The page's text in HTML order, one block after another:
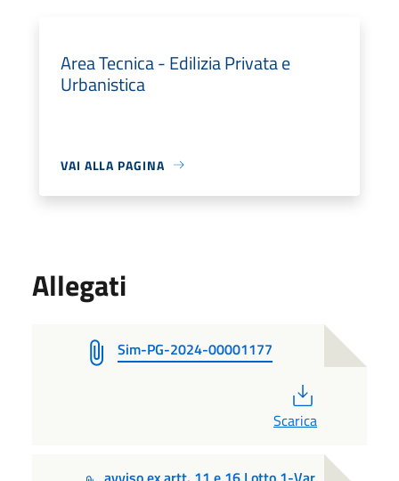
Area Tecnica - Edilizia Privata e
Urbanistica
VAI ALLA PAGINA
Allegati
Sim-PG-2024-00001177
Scarica